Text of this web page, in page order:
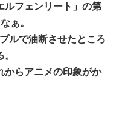
ルフェンリート」の第
ぁ。
ルで油断させたところ
からアニメの印象がか